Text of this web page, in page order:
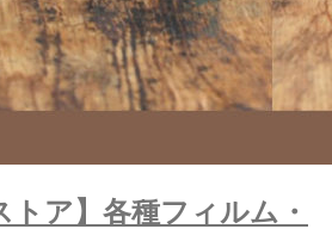
トア】各種フィルム・